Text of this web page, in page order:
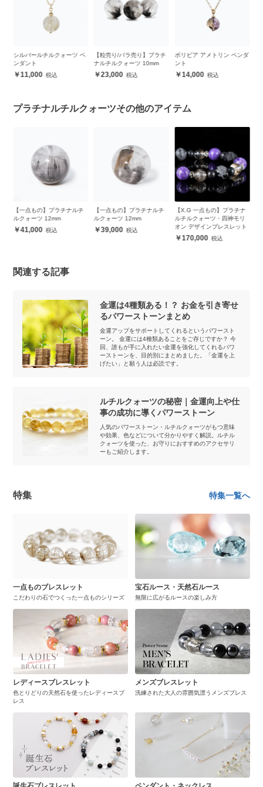
【粒売り/バラ売り】プラチ
ナルチルクォーツ 10mm
23,000
ボリビア アメトリン ペンダ
ント
14,000
タイチンルチルクォーツ ペ
ンダント
31,000
プラチナルチルクォーツその他のアイテム
【一点もの】プラチナルチ
ルクォーツ 12mm
39,000
【X.G 一点もの】プラチナ
ルチルクォーツ・四神モリ
オン デザインブレスレット
【X.G 一点もの】プラチナ
ルチルクォーツ・タンザナ
イト デザインブレスレット
117,000
関連する記事
金運は4種類ある！？ お金を引き寄せ
るパワーストーンまとめ
金運アップをサポートしてくれるというパワースト
ーン。 金運には4種類あることをご存じですか？ 今
回、誰もが手に入れたい金運を強化してくれるパワ
ーストーンを、目的別にまとめました。「金運を上
げたい」と願う人は必読です。
ルチルクォーツの秘密｜金運向上や仕
事の成功に導くパワーストーン
人気のパワーストーン・ルチルクォーツがもつ意味
や効果、色などについて分かりやすく解説。ルチル
クォーツを使った、お守りにおすすめのアクセサリ
ーもご紹介します。
特集 特集一覧へ
一点ものブレスレット
こだわりの石でつくった一点ものシリーズ
宝石ルース・天然石ルース
無限に広がるルースの楽しみ方
レディースブレスレット
色とりどりの天然石を使ったレディースブ
レス
メンズブレスレット
洗練された大人の雰囲気漂うメンズブレス